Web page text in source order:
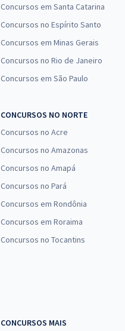
Concursos em Santa Catarina
Concursos no Espírito Santo
Concursos em Minas Gerais
Concursos no Rio de Janeiro
Concursos em São Paulo
CONCURSOS NO NORTE
Concursos no Acre
Concursos no Amazonas
Concursos no Amapá
Concursos no Pará
Concursos em Rondônia
Concursos em Roraima
Concursos no Tocantins
CONCURSOS MAIS